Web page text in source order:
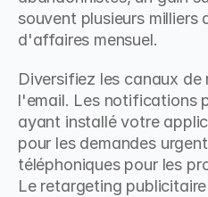
souvent plusieurs
d'affaires mensuel.
Diversifiez les canaux
l'email. Les notifications
ayant installé votre
pour les demandes
téléphoniques pour les
Le retargeting